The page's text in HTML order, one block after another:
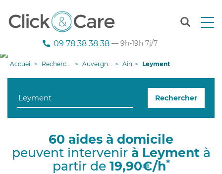
T
n
g
i
09 78 38 38 38 — 9h-19h 7j/7
Accueil Recherche aide à domicile Auvergne-Rhône-Alpes Ain Leyment
Rechercher
60 aides à domicile
peuvent intervenir à Leymentà
partir de 19,90€/h*